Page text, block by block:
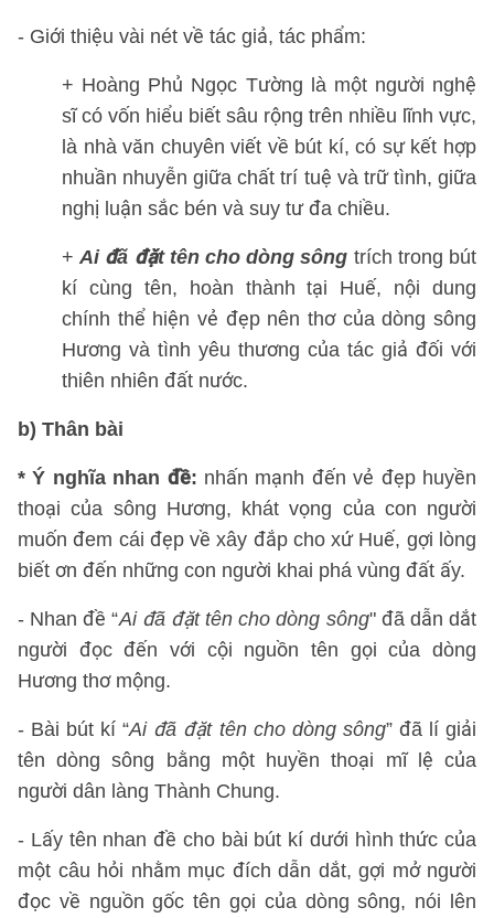
- Giới thiệu vài nét về tác giả, tác phẩm:
+ Hoàng Phủ Ngọc Tường là một người nghệ
sĩ có vốn hiểu biết sâu rộng trên nhiều lĩnh vực,
là nhà văn chuyên viết về bút kí, có sự kết hợp
nhuần nhuyễn giữa chất trí tuệ và trữ tình, giữa
nghị luận sắc bén và suy tư đa chiều.
+Ai đã đặt tên cho dòng sông trích trong bút
kí cùng tên, hoàn thành tại Huế, nội dung
chính thể hiện vẻ đẹp nên thơ của dòng sông
Hương và tình yêu thương của tác giả đối với
thiên nhiên đất nước.
b) Thân bài
* Ý nghĩa nhan đề: nhấn mạnh đến vẻ đẹp huyền
thoại của sông Hương, khát vọng của con người
muốn đem cái đẹp về xây đắp cho xứ Huế, gợi lòng
biết ơn đến những con người khai phá vùng đất ấy.
- Nhan đề “Ai đã đặt tên cho dòng sông" đã dẫn dắt
người đọc đến với cội nguồn tên gọi của dòng
Hương thơ mộng.
- Bài bút kí “Ai đã đặt tên cho dòng sông” đã lí giải
tên dòng sông bằng một huyền thoại mĩ lệ của
người dân làng Thành Chung.
- Lấy tên nhan đề cho bài bút kí dưới hình thức của
một câu hỏi nhằm mục đích dẫn dắt, gợi mở người
đọc về nguồn gốc tên gọi của dòng sông, nói lên